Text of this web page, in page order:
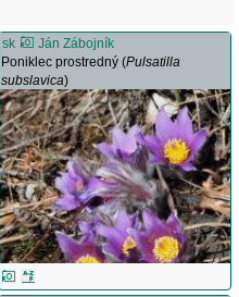
sk
Ján Zábojník
Poniklec prostredný (Pulsatilla
subslavica)